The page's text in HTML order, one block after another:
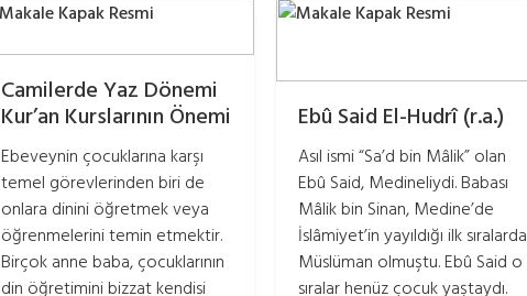
Camilerde Yaz Dönemi
Kur’an Kurslarının Önemi
Ebeveynin çocuklarına karşı
temel görevlerinden biri de
onlara dinini öğretmek veya
öğrenmelerini temin etmektir.
Birçok anne baba, çocuklarının
din öğretimini bizzat kendisi
Ebû Said El-Hudrî (r.a.)
Asıl ismi “Sa’d bin Mâlik” olan
Ebû Said, Medineliydi. Babası
Mâlik bin Sinan, Medine’de
İslâmiyet’in yayıldığı ilk sıralarda
Müslüman olmuştu. Ebû Said o
sıralar henüz çocuk yaştaydı.